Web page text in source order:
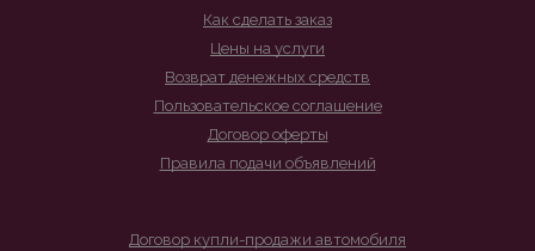
Как сделать заказ
Цены на услуги
Возврат денежных средств
Пользовательское соглашение
Договор оферты
Правила подачи объявлений
Договор купли-продажи автомобиля